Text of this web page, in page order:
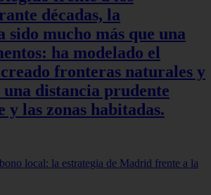
décadas, la
mucho más que una
ha modelado el
fronteras naturales y
distancia prudente
y las zonas habitadas.